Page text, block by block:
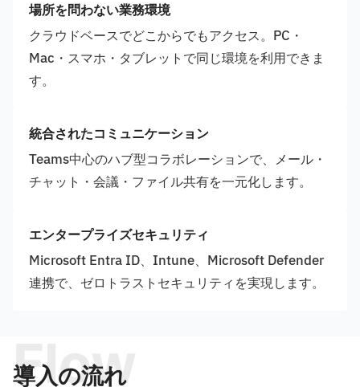
場所を問わない業務環境
クラウドベースでどこからでもアクセス。PC・
Mac・スマホ・タブレットで同じ環境を利用できま
す。
統合されたコミュニケーション
Teams中心のハブ型コラボレーションで、メール・
チャット・会議・ファイル共有を一元化します。
エンタープライズセキュリティ
Microsoft Entra ID、Intune、Microsoft Defender
連携で、ゼロトラストセキュリティを実現します。
導入の流れ
Flow